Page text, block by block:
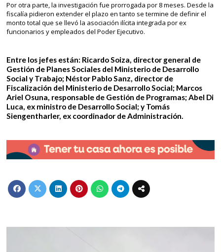
Por otra parte, la investigación fue prorrogada por 8 meses. Desde la
fiscalía pidieron extender el plazo en tanto se termine de definir el
monto total que se llevó la asociación ilícita integrada por ex
funcionarios y empleados del Poder Ejecutivo.
Entre los jefes están: Ricardo Soiza, director general de
Gestión de Planes Sociales del Ministerio de Desarrollo
Social y Trabajo; Néstor Pablo Sanz, director de
Fiscalización del Ministerio de Desarrollo Social; Marcos
Ariel Osuna, responsable de Gestión de Programas;Abel Di
Luca, ex ministro de Desarrollo Social; y Tomás
Siengentharler, ex coordinador de Administración.